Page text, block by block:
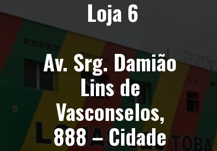
Loja 6
Av. Srg. Damião
Lins de
Vasconselos,
888 – Cidade